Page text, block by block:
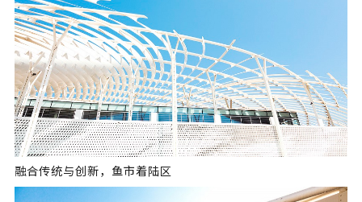
融合传统与创新，鱼市着陆区